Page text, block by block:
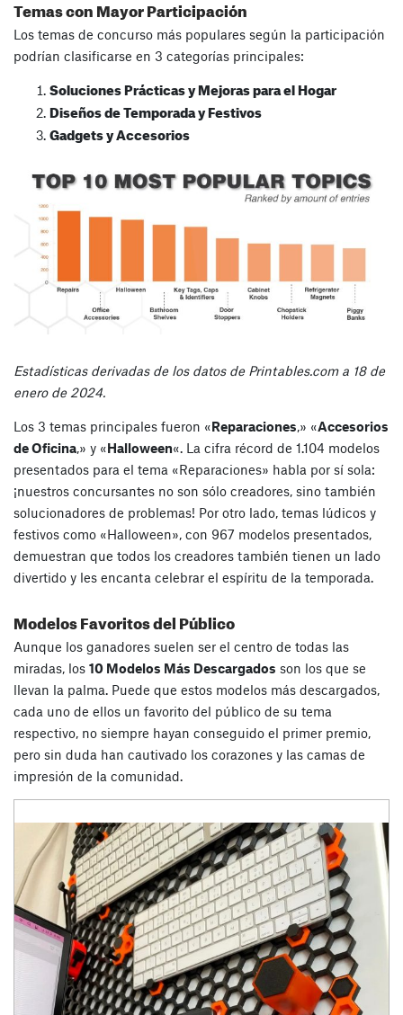
Temas con Mayor Participación
Los temas de concurso más populares según la participación
podrían clasificarse en 3 categorías principales:
Soluciones Prácticas y Mejoras para el Hogar
Diseños de Temporada y Festivos
Gadgets y Accesorios
Estadísticas derivadas de los datos de Printables.com a 18 de
enero de 2024.
Los 3 temas principales fueron «Reparaciones,» «Accesorios
de Oficina,» y «Halloween«. La cifra récord de 1.104 modelos
presentados para el tema «Reparaciones» habla por sí sola:
¡nuestros concursantes no son sólo creadores, sino también
solucionadores de problemas! Por otro lado, temas lúdicos y
festivos como «Halloween», con 967 modelos presentados,
demuestran que todos los creadores también tienen un lado
divertido y les encanta celebrar el espíritu de la temporada.
Modelos Favoritos del Público
Aunque los ganadores suelen ser el centro de todas las
miradas, los 10 Modelos Más Descargados son los que se
llevan la palma. Puede que estos modelos más descargados,
cada uno de ellos un favorito del público de su tema
respectivo, no siempre hayan conseguido el primer premio,
pero sin duda han cautivado los corazones y las camas de
impresión de la comunidad.